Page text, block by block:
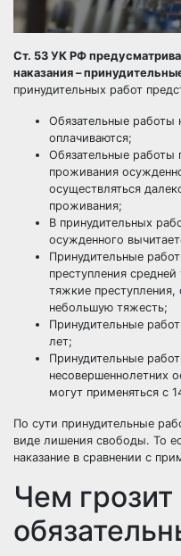
Ст. 53 УК РФ
наказания –
принудительных работ
Обязательные работы
оплачиваются;
Обязательные работы
проживания
осуществляться
проживания;
В принудительных
осужденного
Принудительные
преступления
тяжкие преступления,
небольшую тяжесть;
Принудительные
лет;
Принудительные
несовершеннолетних
могут применяться с
По сути принудительные
виде лишения свободы. То
наказание в сравнении с
Чем